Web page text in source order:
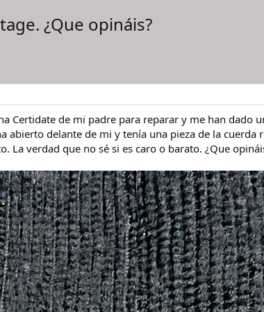
¿Que opináis?
Certidate de mi padre para reparar y me han dado
abierto delante de mi y tenía una pieza de la
La verdad que no sé si es caro o barato. ¿Que